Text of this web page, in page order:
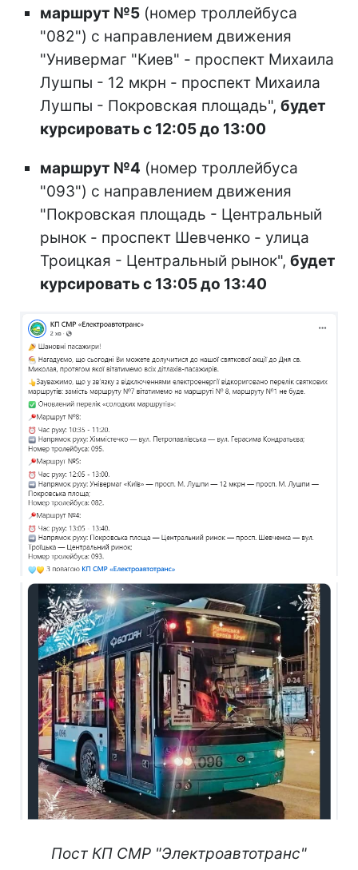
маршрут №5 (номер троллейбуса
"082") с направлением движения
"Универмаг "Киев" - проспект Михаила
Лушпы - 12 мкрн - проспект Михаила
Лушпы - Покровская площадь", будет
курсировать с 12:05 до 13:00
маршрут №4 (номер троллейбуса
"093") с направлением движения
"Покровская площадь - Центральный
рынок - проспект Шевченко - улица
Троицкая - Центральный рынок", будет
курсировать с 13:05 до 13:40
Пост КП СМР "Электроавтотранс"